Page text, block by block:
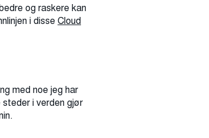
og raskere kan
i disse Cloud
med noe jeg har
i verden gjør